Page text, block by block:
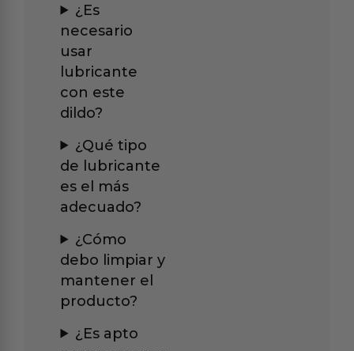
¿Es
necesario
usar
lubricante
con este
dildo?
¿Qué tipo
de lubricante
es el más
adecuado?
¿Cómo
debo limpiar y
mantener el
producto?
¿Es apto